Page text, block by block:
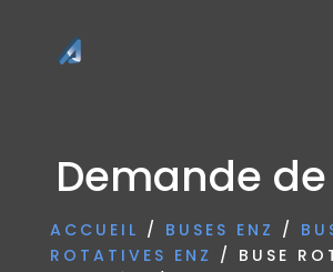
Demande
ACCUEIL / BUSES ENZ /
ROTATIVES ENZ / BUSE